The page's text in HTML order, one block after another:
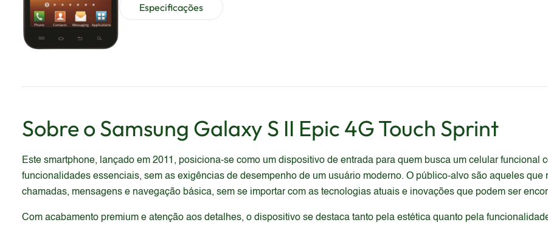
Especificações
Sobre o Samsung Galaxy S II Epic 4G Touch Sprint
Este smartphone, lançado em 2011, posiciona-se como um dispositivo de entrada para quem busca um celular funcional
funcionalidades essenciais, sem as exigências de desempenho de um usuário moderno. O público-alvo são aqueles
chamadas, mensagens e navegação básica, sem se importar com as tecnologias atuais e inovações que podem ser
Com acabamento premium e atenção aos detalhes, o dispositivo se destaca tanto pela estética quanto pela